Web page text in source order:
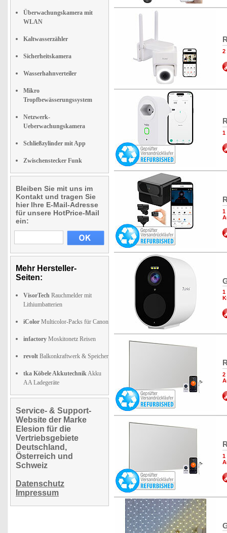
Überwachungskamera mit
WLAN
Kaltwasserzähler
Sicherheitskamera
Wasserhahnverteiler
Mikro
Tropfbewässerungssystem
Netzwerk-
Ueberwachungskamera
Schließzylinder mit App
Zwischenstecker Funk
Bleiben Sie mit uns im
Kontakt und tragen Sie
hier Ihre E-Mail-Adresse
für unsere HotPrice-Mail
ein:
Mehr Hersteller-
Seiten:
VisorTech Rauchmelder mit
Lithiumbatterien
iColor Multicolor-Packs für Canon
infactory Moskitonetz Reisen
revolt Balkonkraftwerk & Speicher
tka Köbele AkkutechnikAkku
AA Ladegeräte
Service- & Support-
Website der Marke
Elesion für die
Vertriebsgebiete
Deutschland,
Österreich und
Schweiz
Datenschutz
Impressum
2
1
1
1
2
1